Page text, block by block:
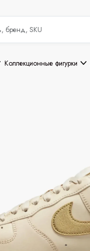
Коллекционные фигурки